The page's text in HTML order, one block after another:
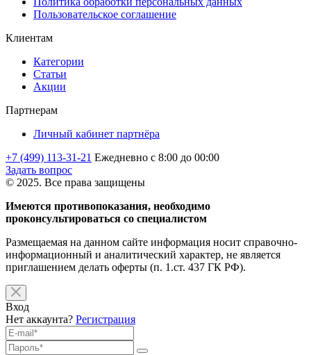
Пользовательское соглашение
Клиентам
Категории
Статьи
Акции
Партнерам
Личный кабинет партнёра
+7 (499) 113-31-21 Ежедневно с 8:00 до 00:00
Задать вопрос
© 2025. Все права защищены
Имеются противопоказания, необходимо
проконсультироваться со специалистом
Размещаемая на данном сайте информация носит справочно-
информационный и аналитический характер, не является
приглашением делать оферты (п. 1.ст. 437 ГК РФ).
Вход
Нет аккаунта? Регистрация